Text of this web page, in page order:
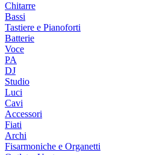
Chitarre
Bassi
Tastiere e Pianoforti
Batterie
Voce
PA
DJ
Studio
Luci
Cavi
Accessori
Fiati
Archi
Fisarmoniche e Organetti